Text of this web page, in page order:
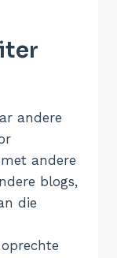
andere
andere
blogs,
die